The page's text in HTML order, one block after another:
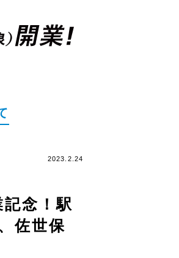
2023.2.24
念！駅
佐世保